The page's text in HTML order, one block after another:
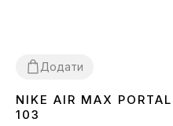
Додати
3637 38 39 40
NIKE AIR MAX
103